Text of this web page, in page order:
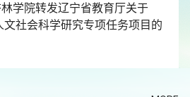
学院转发辽宁省教育厅关于
社会科学研究专项任务项目的